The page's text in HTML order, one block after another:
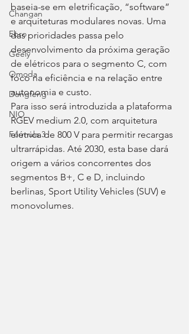
Changan
Ebro
Geely
Omoda
Dongfeng
NIO
Fórmula 3
baseia-se em eletrificação, “software”
e arquiteturas modulares novas. Uma
das prioridades passa pelo
desenvolvimento da próxima geração
de elétricos para o segmento C, com
foco na eficiência e na relação entre
autonomia e custo.
Para isso será introduzida a plataforma
RGEV medium 2.0, com arquitetura
elétrica de 800 V para permitir recargas
ultrarrápidas. Até 2030, esta base dará
origem a vários concorrentes dos
segmentos B+, C e D, incluindo
berlinas, Sport Utility Vehicles (SUV) e
monovolumes.